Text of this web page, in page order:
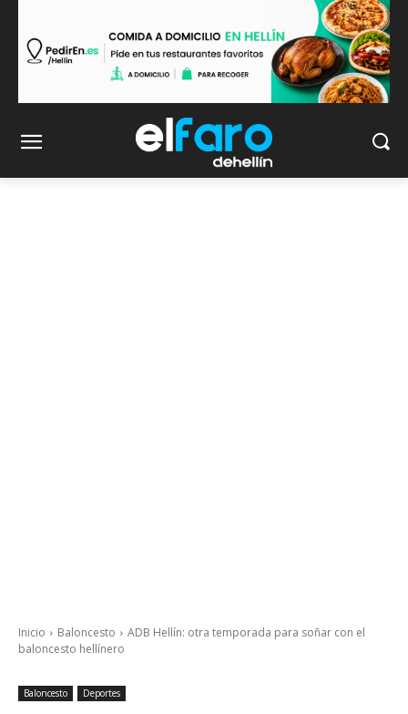
Inicio Baloncesto
ADB Hellín: otra temporada para soñar con el
baloncesto hellínero
Baloncesto Deportes